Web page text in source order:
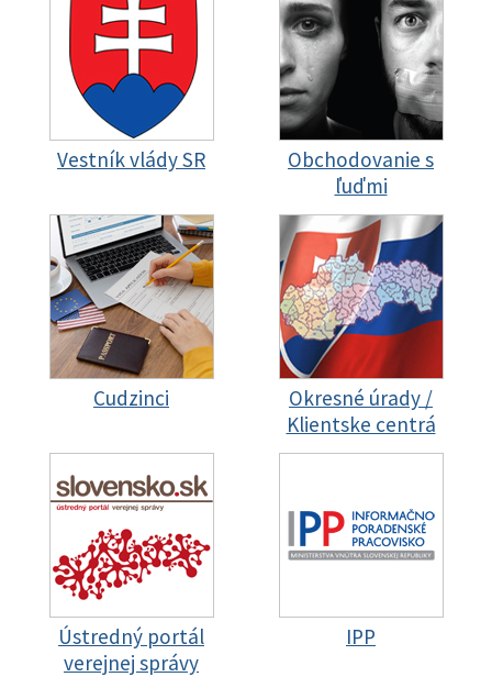
Vestník vlády SR
Obchodovanie s
ľuďmi
Cudzinci
Okresné úrady /
Klientske centrá
Ústredný portál
verejnej správy
IPP